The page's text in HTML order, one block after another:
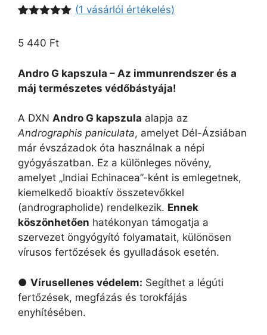
ből,
(1 vásárlói értékelés)
5 440 Ft
Andro G kapszula – Az immunrendszer és a
máj természetes védőbástyája!
A DXN Andro G kapszula alapja az
Andrographis paniculata, amelyet Dél-Ázsiában
már évszázadok óta használnak a népi
gyógyászatban. Ez a különleges növény,
amelyet „Indiai Echinacea”-ként is emlegetnek,
kiemelkedő bioaktív összetevőkkel
(andrographolide) rendelkezik. Ennek
köszönhetően hatékonyan támogatja a
szervezet öngyógyító folyamatait, különösen
vírusos fertőzések és gyulladások esetén.
● Vírusellenes védelem: Segíthet a légúti
fertőzések, megfázás és torokfájás
enyhítésében.